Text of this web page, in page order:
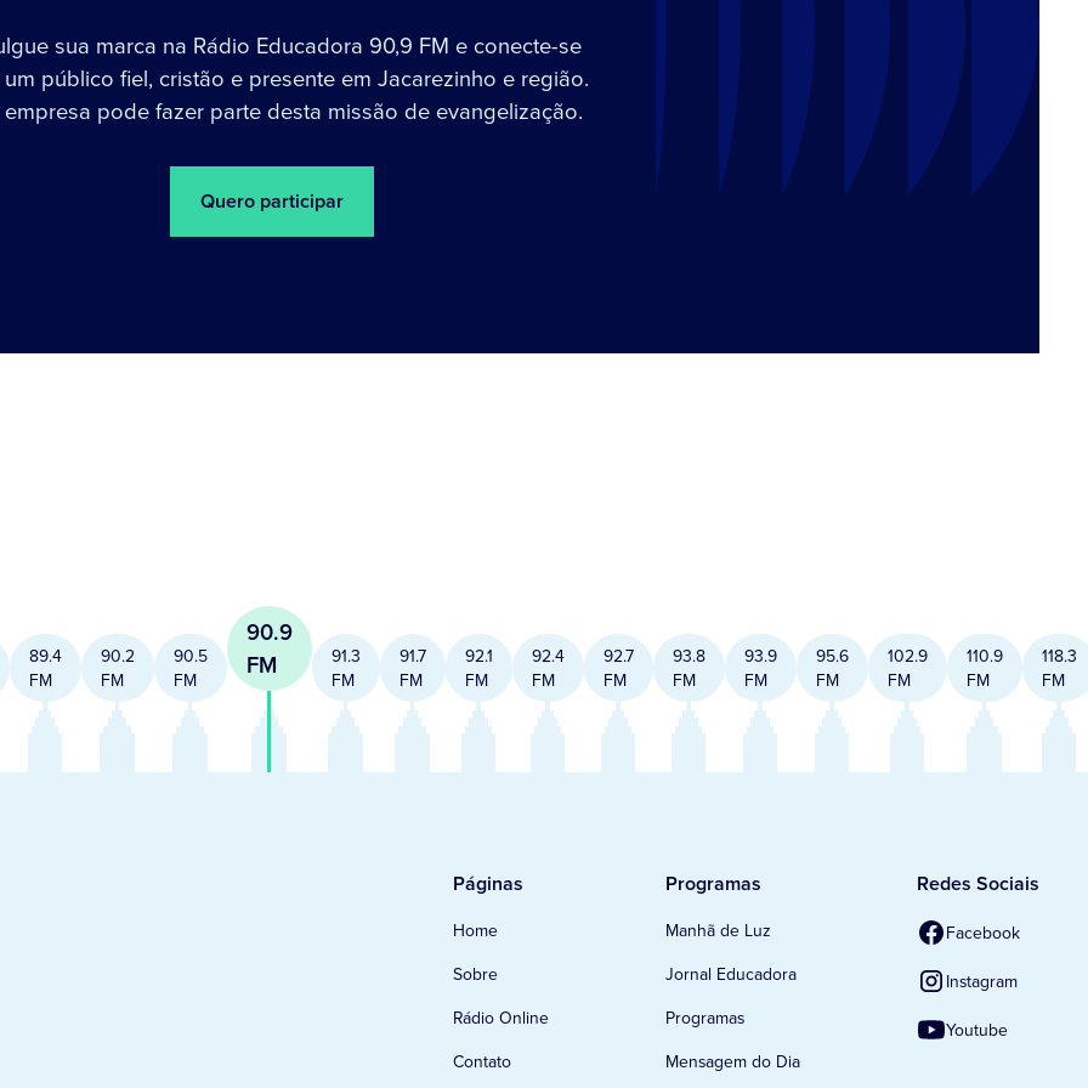
sua marca na Rádio Educadora 90,9 FM e conecte-se
público fiel, cristão e presente em Jacarezinho e região.
empresa pode fazer parte desta missão de evangelização.
Quero participar
89.4
FM
90.2
FM
90.5
FM
90.9
FM
91.3
FM
91.7
FM
92.1
FM
92.4
FM
92.7
FM
93.8
FM
93.9
FM
95.6
FM
102.9
FM
110.9
FM
118.3
FM
Páginas
Home
Sobre
Rádio Online
Contato
Programas
Manhã de Luz
Jornal Educadora
Programas
Mensagem do Dia
Redes Sociais
Facebook
Instagram
Youtube